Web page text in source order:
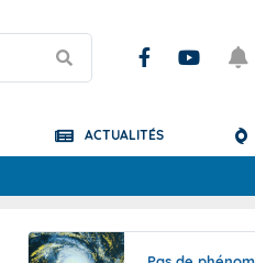
Articles
ACTUALITÉS